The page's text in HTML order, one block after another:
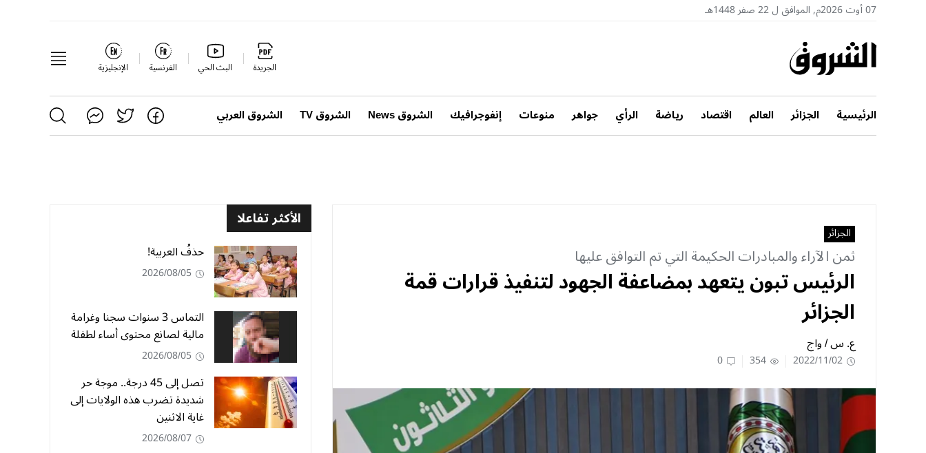
07 أوت 2026م, الموافق ل 22 صفر 1448هـ
الجريدة البث الحي الفرنسية الإنجليزية
الرئيسية الجزائر العالم اقتصاد رياضة الرأي جواهر منوعات إنفوجرافيك الشروق News الشروق TV الشروق العربي
الجزائر
ثمن الآراء والمبادرات الحكيمة التي تم التوافق عليها
الرئيس تبون يتعهد بمضاعفة الجهود لتنفيذ قرارات قمة
الجزائر
ع. س / واج
2022/11/02
354
0
الأكثر تفاعلا
حذفُ العربية!
2026/08/05
التماس 3 سنوات سجنا وغرامة
مالية لصانع محتوى أساء لطفلة
2026/08/05
تصل إلى 45 درجة.. موجة حر
شديدة تضرب هذه الولايات إلى
غاية الاثنين
2026/08/07